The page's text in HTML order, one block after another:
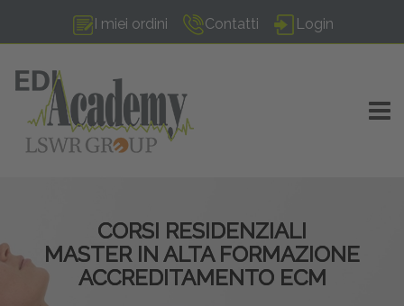
I miei ordini Contatti Login
CORSI RESIDENZIALI
MASTER IN ALTA FORMAZIONE
ACCREDITAMENTO ECM